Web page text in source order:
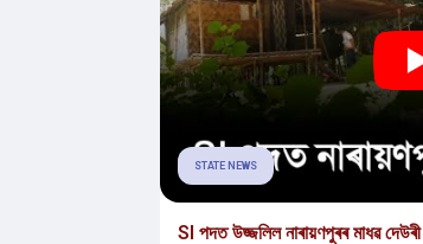
STATE NEWS
SI পদত উজ্জলিল নাৰায়ণপুৰৰ মাধৱ দেউৰী